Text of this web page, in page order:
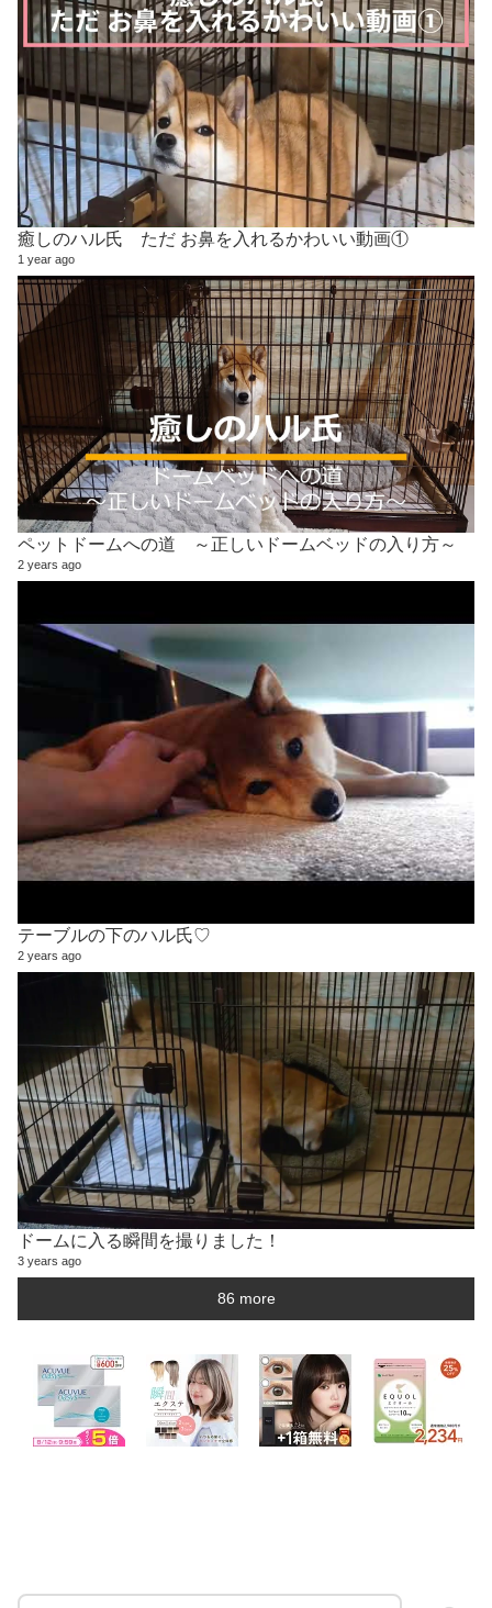
癒しのハル氏 ただ お鼻を入れるかわいい動画①
1 year ago
ペットドームへの道 ～正しいドームベッドの入り方～
2 years ago
テーブルの下のハル氏♡
2 years ago
ドームに入る瞬間を撮りました！
3 years ago
86 more